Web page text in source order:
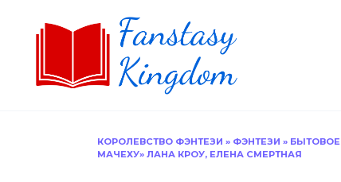
КОРОЛЕВСТВО ФЭНТЕЗИ » ФЭНТЕЗИ »
МАЧЕХУ» ЛАНА КРОУ, ЕЛЕНА СМЕРТНАЯ